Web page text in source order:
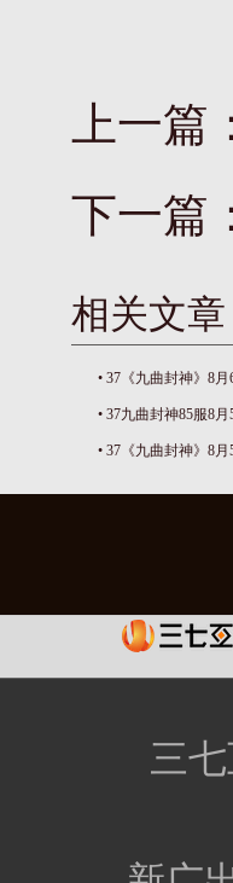
上一篇
下一篇
相关文章
• 37《九曲封神》8
• 37九曲封神85服8
• 37《九曲封神》8
三